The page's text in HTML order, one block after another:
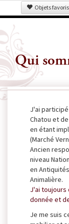
Objets favoris
Qui
J'ai
Chatou et
en étant
(Marché
Ancien
niveau
en
Animalière.
J'ai
donnée et
Je me suis